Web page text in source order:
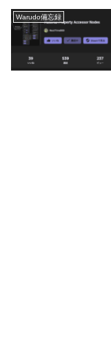
Warudo備忘録